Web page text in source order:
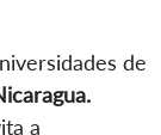
de
a